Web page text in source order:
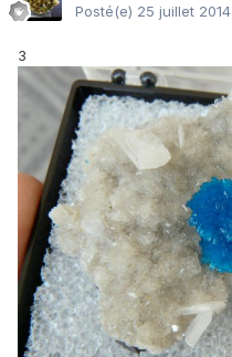
Posté(e) 25 juillet 2014
3